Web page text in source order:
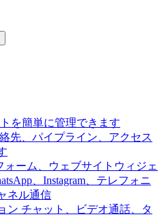
を簡単に管理できます
先、パイプライン、アクセス
ォーム、ウェブサイトウィジェ
、Instagram、テレフォニ
ネル通信
ン チャット、ビデオ通話、タ